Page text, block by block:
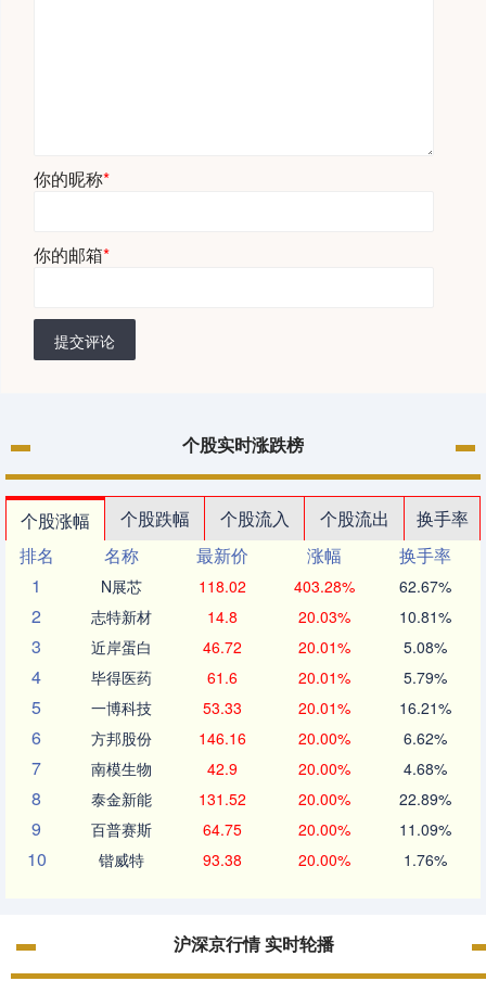
你的昵称*
你的邮箱*
提交评论
个股实时涨跌榜
个股涨幅 个股跌幅 个股流入 个股流出
换手率
排名
名称 最新价 涨幅
换手率
1
N展芯 118.02 403.28% 62.67%
2 志特新材 14.8 20.03% 10.81%
3 近岸蛋白 46.72 20.01% 5.08%
4 毕得医药 61.6 20.01% 5.79%
5 一博科技 53.33 20.01% 16.21%
6 方邦股份 146.16 20.00% 6.62%
7 南模生物 42.9 20.00% 4.68%
8 泰金新能 131.52 20.00% 22.89%
9 百普赛斯 64.75 20.00% 11.09%
10 锴威特 93.38 20.00% 1.76%
沪深京行情 实时轮播